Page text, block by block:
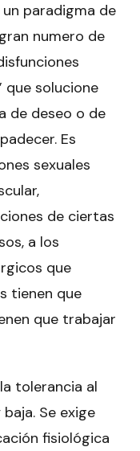
paradigma de
numero de
que solucione
de deseo o de
Es
sexuales
de ciertas
a los
que
tienen que
que trabajar
tolerancia al
Se exige
fisiológica